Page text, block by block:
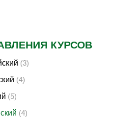
КУРСОВ
(3)
(4)
(5)
(4)